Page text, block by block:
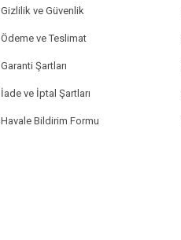
Gizlilik ve Güvenlik
Ödeme ve Teslimat
Garanti Şartları
İade ve İptal Şartları
Havale Bildirim Formu